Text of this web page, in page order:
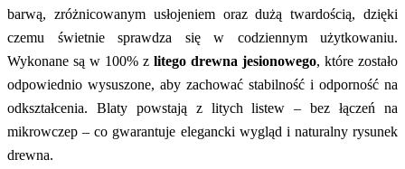
barwą, zróżnicowanym usłojeniem oraz dużą twardością, dzięki
czemu świetnie sprawdza się w codziennym użytkowaniu.
Wykonane są w 100% z litego drewna jesionowego, które zostało
odpowiednio wysuszone, aby zachować stabilność i odporność na
odkształcenia. Blaty powstają z litych listew – bez łączeń na
mikrowczep – co gwarantuje elegancki wygląd i naturalny rysunek
drewna.